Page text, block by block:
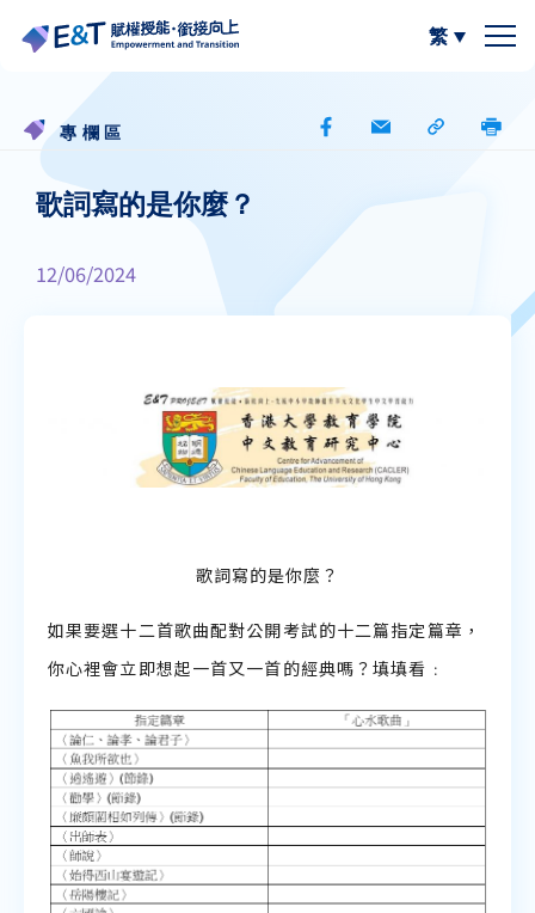
計劃內容
計劃成員
最新動態
計劃活動與發展
關於比賽
2024-25
作品集
資源區
閲讀教學資源
寫作教學資源
説話教學資源
A A
繁
專欄區
歌詞寫的是你麼？
12/06/2024
歌詞寫的是你麼？
如果要選十二首歌曲配對公開考試的十二篇指定篇章，
你心裡會立即想起一首又一首的經典嗎？填填看﹕